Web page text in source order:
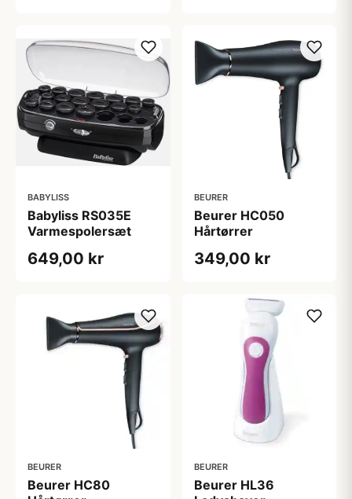
BABYLISS
Babyliss RS035E
Varmespolersæt
649,00 kr
BEURER
Beurer HC050
Hårtørrer
349,00 kr
BEURER
Beurer HC80
BEURER
Beurer HL36